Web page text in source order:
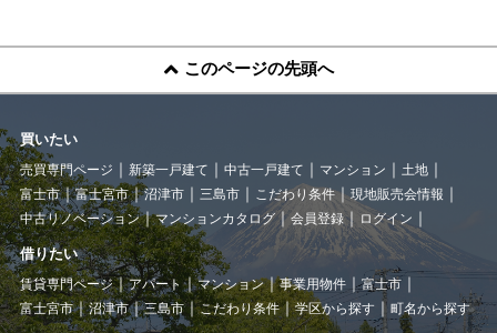
このページの先頭へ
買いたい
売買専門ページ 新築一戸建て 中古一戸建て マンション
土地
富士市
富士宮市 沼津市 三島市 こだわり条件
現地販売会情報
中古リノベーション
マンションカタログ 会員登録 ログイン
借りたい
賃貸専門ページ アパート マンション 事業用物件
富士市
富士宮市
沼津市 三島市 こだわり条件 学区から探す 町名から探す